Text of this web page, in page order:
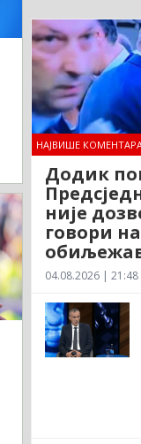
НАЈВИШЕ
Додик
није
говори на
04.08.2026 | 21:48